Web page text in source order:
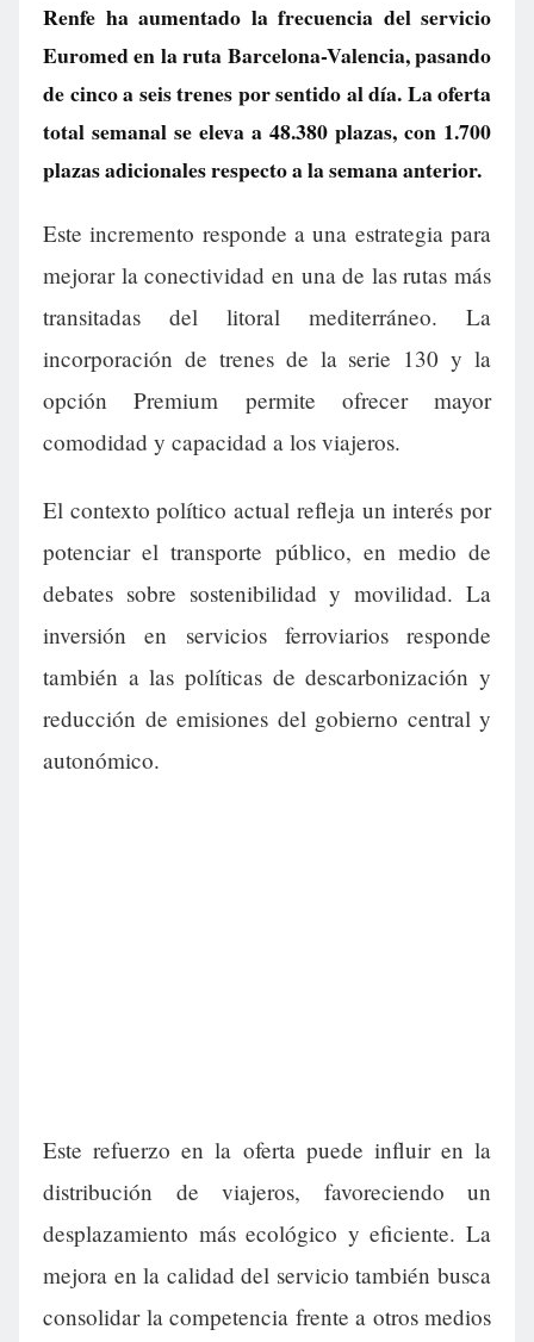
Renfe ha aumentado la frecuencia del servicio
Euromed en la ruta Barcelona-Valencia, pasando
de cinco a seis trenes por sentido al día. La oferta
total semanal se eleva a 48.380 plazas, con 1.700
plazas adicionales respecto a la semana anterior.
Este incremento responde a una estrategia para
mejorar la conectividad en una de las rutas más
transitadas del litoral mediterráneo. La
incorporación de trenes de la serie 130 y la
opción Premium permite ofrecer mayor
comodidad y capacidad a los viajeros.
El contexto político actual refleja un interés por
potenciar el transporte público, en medio de
debates sobre sostenibilidad y movilidad. La
inversión en servicios ferroviarios responde
también a las políticas de descarbonización y
reducción de emisiones del gobierno central y
autonómico.
Este refuerzo en la oferta puede influir en la
distribución de viajeros, favoreciendo un
desplazamiento más ecológico y eficiente. La
mejora en la calidad del servicio también busca
consolidar la competencia frente a otros medios